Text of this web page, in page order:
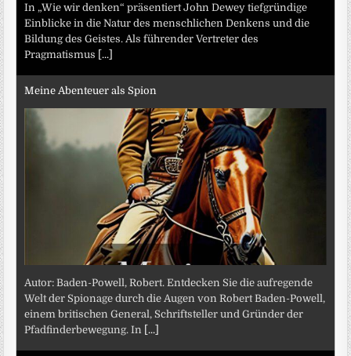
In „Wie wir denken“ präsentiert John Dewey tiefgründige
Einblicke in die Natur des menschlichen Denkens und die
Bildung des Geistes. Als führender Vertreter des
Pragmatismus
[...]
Meine Abenteuer als Spion
Autor: Baden-Powell, Robert. Entdecken Sie die aufregende
Welt der Spionage durch die Augen von Robert Baden-Powell,
einem britischen General, Schriftsteller und Gründer der
Pfadfinderbewegung. In
[...]